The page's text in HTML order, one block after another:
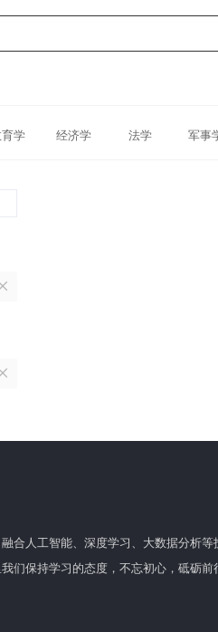
学 经济学 法学 军事
融合人工智能、深度学习、大数据分析
我们保持学习的态度，不忘初心，砥砺前